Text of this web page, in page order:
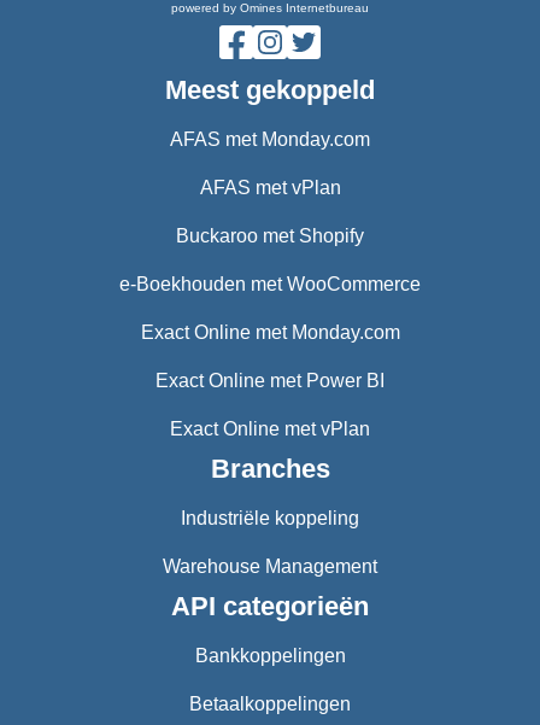
powered by Omines Internetbureau
Meest gekoppeld
AFAS met Monday.com
AFAS met vPlan
Buckaroo met Shopify
e-Boekhouden met WooCommerce
Exact Online met Monday.com
Exact Online met Power BI
Exact Online met vPlan
Branches
Industriële koppeling
Warehouse Management
API categorieën
Bankkoppelingen
Betaalkoppelingen